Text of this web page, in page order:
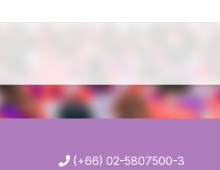
(+66) 02-5807500-3